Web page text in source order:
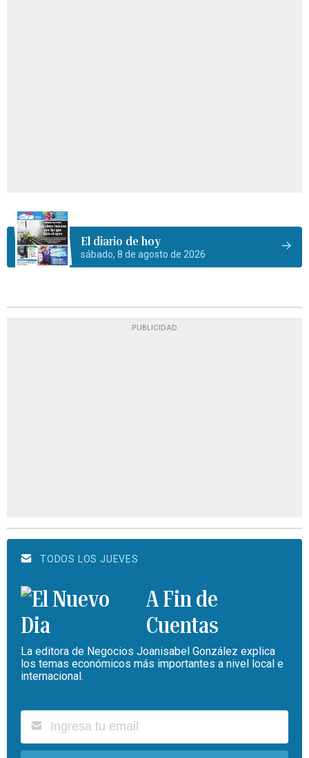
El diario de hoy
sábado, 8 de agosto de 2026
PUBLICIDAD
TODOS LOS JUEVES
A Fin de
Cuentas
La editora de Negocios Joanisabel González explica
los temas económicos más importantes a nivel local e
internacional.